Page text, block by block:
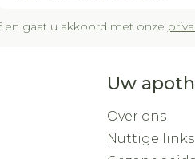
en gaat u akkoord met onze
Uw
Over ons
Nuttige links